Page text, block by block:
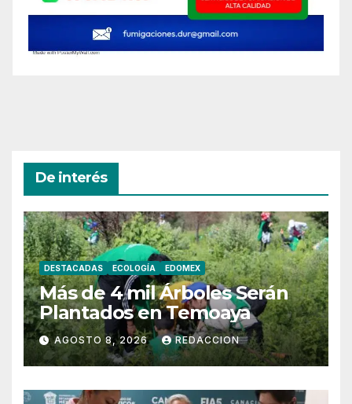
De interés
DESTACADAS ECOLOGÍA EDOMEX
Más de 4 mil Árboles Serán
Plantados en Temoaya
AGOSTO 8, 2026 REDACCION